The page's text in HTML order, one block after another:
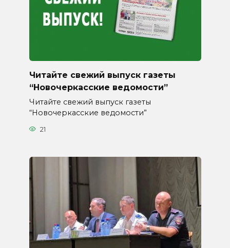
Читайте свежий выпуск газеты
“Новочеркасские ведомости”
Читайте свежий выпуск газеты
“Новочеркасские ведомости”
21